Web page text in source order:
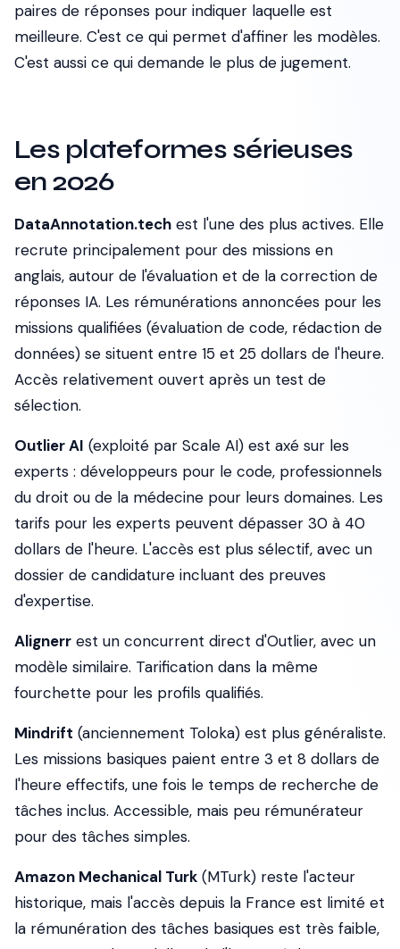
paires de réponses pour indiquer laquelle est
meilleure. C'est ce qui permet d'affiner les modèles.
C'est aussi ce qui demande le plus de jugement.
Les plateformes sérieuses
en 2026
DataAnnotation.tech est l'une des plus actives. Elle
recrute principalement pour des missions en
anglais, autour de l'évaluation et de la correction de
réponses IA. Les rémunérations annoncées pour les
missions qualifiées (évaluation de code, rédaction de
données) se situent entre 15 et 25 dollars de l'heure.
Accès relativement ouvert après un test de
sélection.
Outlier AI (exploité par Scale AI) est axé sur les
experts : développeurs pour le code, professionnels
du droit ou de la médecine pour leurs domaines. Les
tarifs pour les experts peuvent dépasser 30 à 40
dollars de l'heure. L'accès est plus sélectif, avec un
dossier de candidature incluant des preuves
d'expertise.
Alignerr est un concurrent direct d'Outlier, avec un
modèle similaire. Tarification dans la même
fourchette pour les profils qualifiés.
Mindrift (anciennement Toloka) est plus généraliste.
Les missions basiques paient entre 3 et 8 dollars de
l'heure effectifs, une fois le temps de recherche de
tâches inclus. Accessible, mais peu rémunérateur
pour des tâches simples.
Amazon Mechanical Turk (MTurk) reste l'acteur
historique, mais l'accès depuis la France est limité et
la rémunération des tâches basiques est très faible,